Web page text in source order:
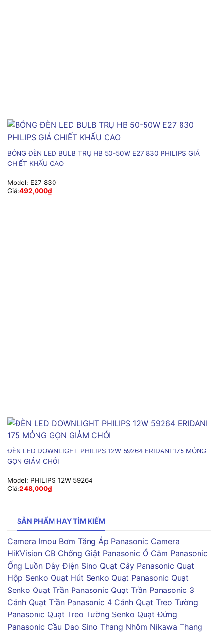
BÓNG ĐÈN LED BULB TRỤ HB 50-50W E27 830 PHILIPS GIÁ
CHIẾT KHẤU CAO
Model: E27 830
Giá:492,000₫
ĐÈN LED DOWNLIGHT PHILIPS 12W 59264 ERIDANI 175 MỎNG
GỌN GIẢM CHÓI
Model: PHILIPS 12W 59264
Giá:248,000₫
SẢN PHẨM HAY TÌM KIẾM
Camera Imou Bơm Tăng Áp Panasonic Camera
HiKVision CB Chống Giật Panasonic Ổ Cắm Panasonic
Ống Luồn Dây Điện Sino Quạt Cây Panasonic Quạt
Hộp Senko Quạt Hút Senko Quạt Panasonic Quạt
Senko Quạt Trần Panasonic Quạt Trần Panasonic 3
Cánh Quạt Trần Panasonic 4 Cánh Quạt Treo Tường
Panasonic Quạt Treo Tường Senko Quạt Đứng
Panasonic Cầu Dao Sino Thang Nhôm Nikawa Thang